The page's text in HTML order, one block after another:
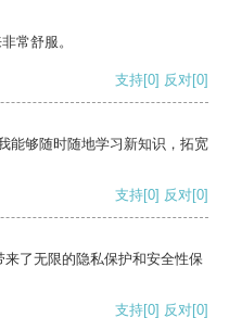
常舒服。
支持[0] 反对[0]
能够随时随地学习新知识，拓宽
支持[0] 反对[0]
了无限的隐私保护和安全性保
支持[0] 反对[0]